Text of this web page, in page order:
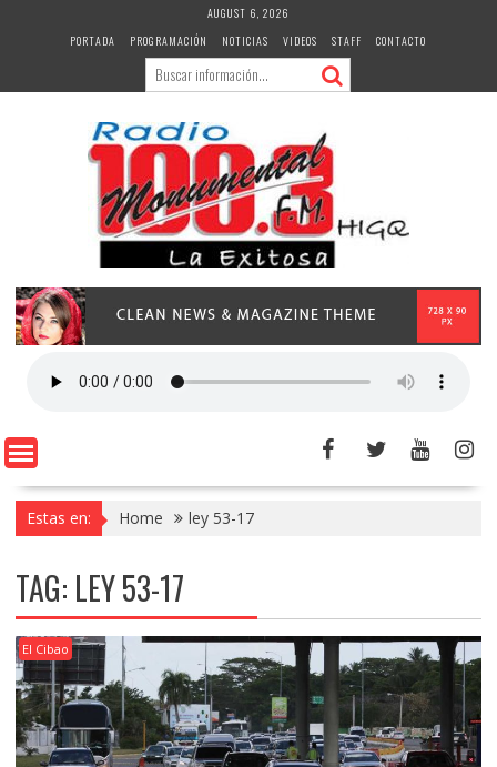
AUGUST 6, 2026
PORTADA
PROGRAMACIÓN NOTICIAS VIDEOS STAFF CONTACTO
Estas en: Home ley 53-17
TAG: LEY 53-17
El Cibao